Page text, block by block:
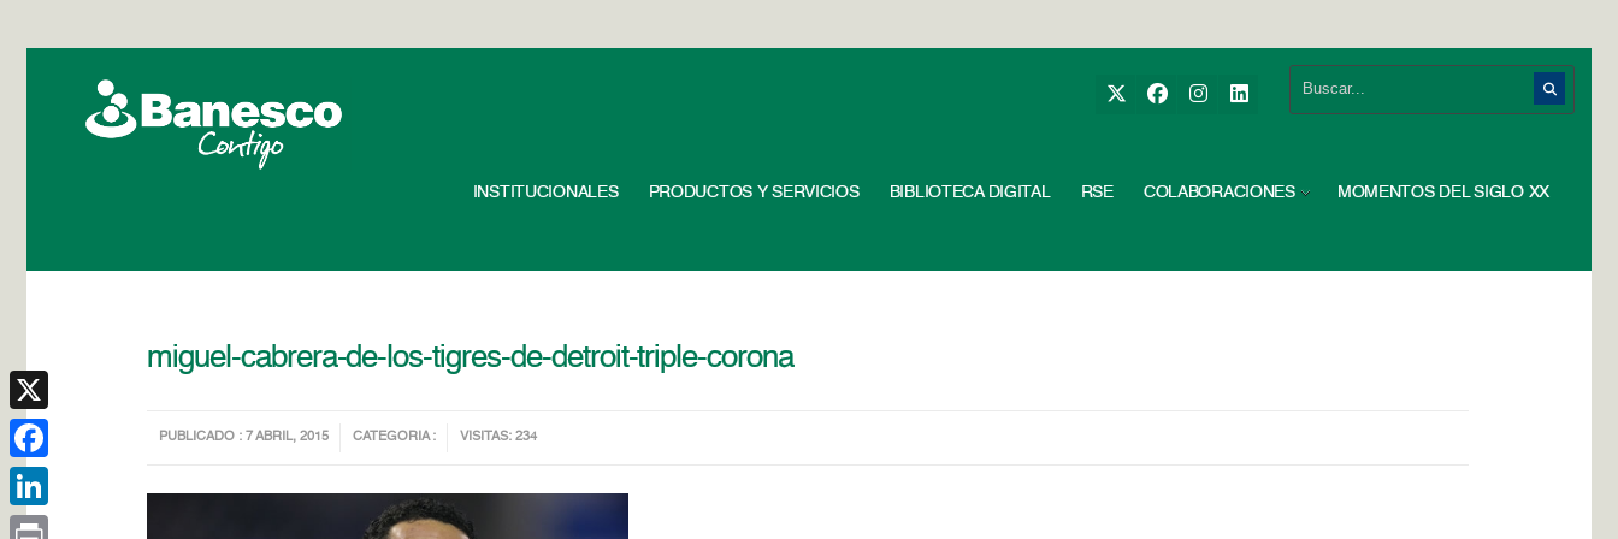
INSTITUCIONALES PRODUCTOS Y SERVICIOS BIBLIOTECA DIGITAL RSE COLABORACIONES MOMENTOS DEL SIGLO XX
miguel-cabrera-de-los-tigres-de-detroit-triple-corona
PUBLICADO : 7 ABRIL, 2015 CATEGORIA : VISITAS: 234
X
Facebook
LinkedIn